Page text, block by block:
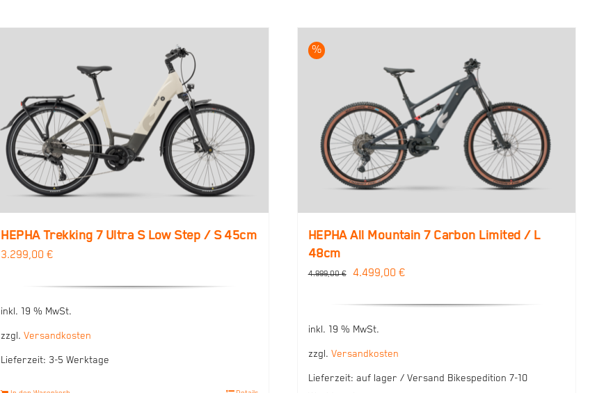
HEPHA Trekking 7 Ultra S Low Step / S 45cm
3.299,00€
inkl. 19 % MwSt.
zzgl.Versandkosten
Lieferzeit: 3-5 Werktage
%
HEPHA All Mountain 7 Carbon Limited / L
48cm
4.999,00€
Ursprünglicher
4.999,00 €
4.499,00 €Aktueller
inkl. 19 % MwSt.
zzgl. Versandkosten
Lieferzeit: auf lager / Versand Bikespedition 7-10